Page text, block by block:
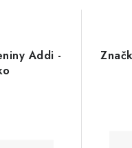
Addi -